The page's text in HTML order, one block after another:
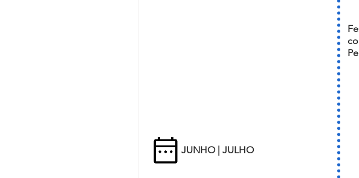
JUNHO | JULHO